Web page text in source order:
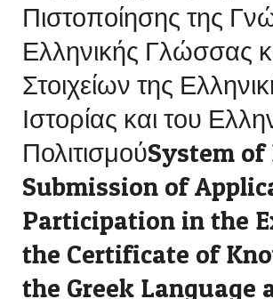
Πιστοποίησης της
Ελληνικής Γλώσσας
Στοιχείων της
Ιστορίας και του
ΠολιτισμούSystem
Submission of
Participation in the
the Certificate of
the Greek Language